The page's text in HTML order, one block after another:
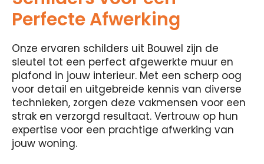
Perfecte Afwerking
Onze ervaren schilders uit Bouwel zijn de
sleutel tot een perfect afgewerkte muur en
plafond in jouw interieur. Met een scherp oog
voor detail en uitgebreide kennis van diverse
technieken, zorgen deze vakmensen voor een
strak en verzorgd resultaat. Vertrouw op hun
expertise voor een prachtige afwerking van
jouw woning.